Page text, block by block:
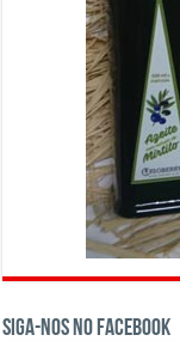
Siga-nos no Facebook